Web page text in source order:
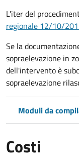
L'iter del
regionale 12/10/
Se la
sopraelevazione in
dell'intervento è
sopraelevazione
Moduli da
Costi